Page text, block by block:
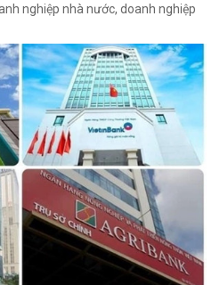
nghiệp nhà nước, doanh nghiệp